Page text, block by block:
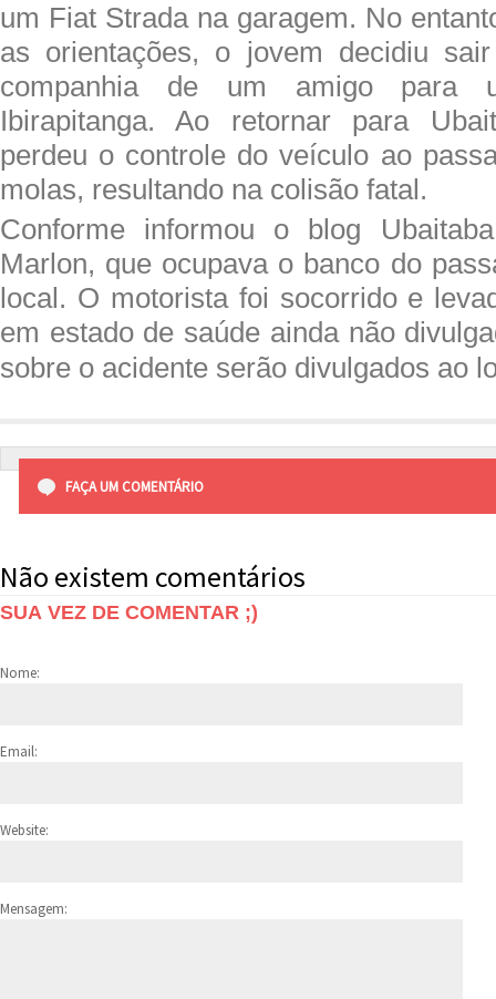
um Fiat Strada na garagem. No
as orientações, o jovem decidiu
companhia de um amigo para
Ibirapitanga. Ao retornar para
perdeu o controle do veículo ao
molas, resultando na colisão fatal.
Conforme informou o blog
Marlon, que ocupava o banco do
local. O motorista foi socorrido e
em estado de saúde ainda não
sobre o acidente serão divulgados ao
FAÇA UM COMENTÁRIO
Não existem comentários
SUA VEZ DE COMENTAR ;)
Nome:
Email:
Website:
Mensagem: